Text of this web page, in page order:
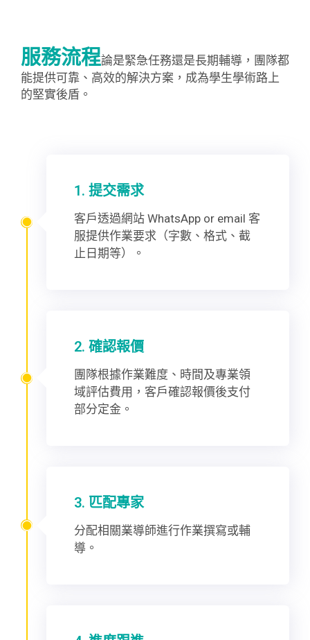
服務流程論是緊急任務還是長期輔導，團隊都
能提供可靠、高效的解決方案，成為學生學術路上
的堅實後盾。
1. 提交需求
客戶透過網站 WhatsApp or email 客
服提供作業要求（字數、格式、截
止日期等）。
2. 確認報價
團隊根據作業難度、時間及專業領
域評估費用，客戶確認報價後支付
部分定金。
3. 匹配專家
分配相關業導師進行作業撰寫或輔
導。